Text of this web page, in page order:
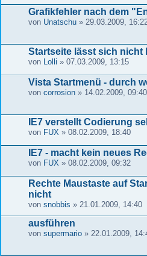
Grafikfehler nach dem
von Unatschu» 29.03.2009,
Startseite lässt sich nicht
von Lolli » 07.03.2009, 13:15
Vista Startmenü - durch
von corrosion» 14.02.2009, 09:40
IE7 verstellt Codierung
von FUX» 08.02.2009, 18:40
IE7 - macht kein neues
von FUX» 08.02.2009, 09:32
Rechte Maustaste auf
nicht
von snobbis » 21.01.2009, 14:40
ausführen
von supermario» 22.01.2009,